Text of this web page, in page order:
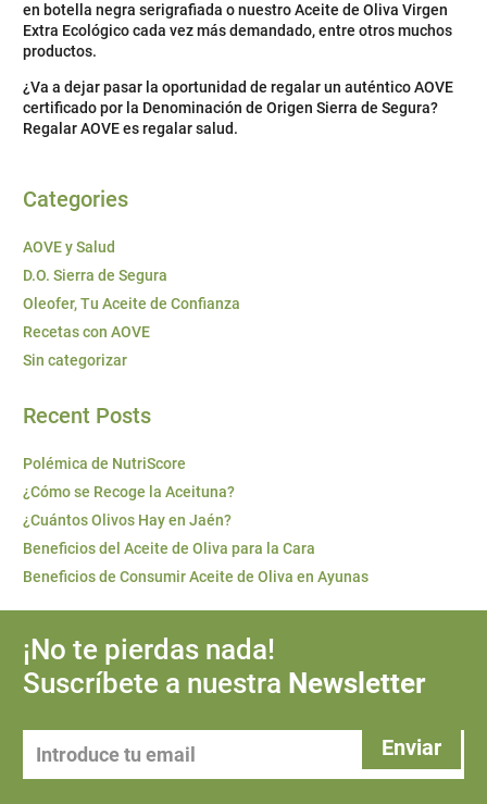
en botella negra serigrafiada o nuestro Aceite de Oliva Virgen
Extra Ecológico cada vez más demandado, entre otros muchos
productos.
¿Va a dejar pasar la oportunidad de regalar un auténtico AOVE
certificado por la Denominación de Origen Sierra de Segura?
Regalar AOVE es regalar salud.
Categories
AOVE y Salud
D.O. Sierra de Segura
Oleofer, Tu Aceite de Confianza
Recetas con AOVE
Sin categorizar
Recent Posts
Polémica de NutriScore
¿Cómo se Recoge la Aceituna?
¿Cuántos Olivos Hay en Jaén?
Beneficios del Aceite de Oliva para la Cara
Beneficios de Consumir Aceite de Oliva en Ayunas
¡No te pierdas nada!
Suscríbete a nuestra Newsletter